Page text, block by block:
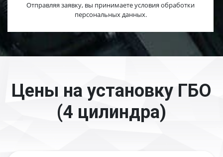
Отправляя заявку, вы принимаете условия обработки
персональных данных.
Цены на установку ГБО
(4 цилиндра)